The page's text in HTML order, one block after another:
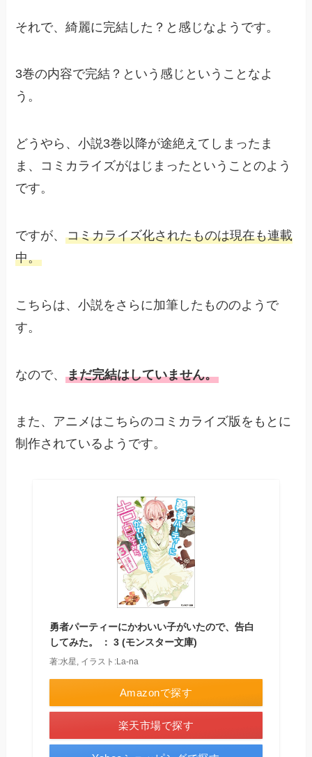
それで、綺麗に完結した？と感じなようです。
3巻の内容で完結？という感じということなよ
う。
どうやら、小説3巻以降が途絶えてしまったま
ま、コミカライズがはじまったということのよう
です。
ですが、コミカライズ化されたものは現在も連載
中。
こちらは、小説をさらに加筆したもののようで
す。
なので、まだ完結はしていません。
また、アニメはこちらのコミカライズ版をもとに
制作されているようです。
勇者パーティーにかわいい子がいたので、告白
してみた。 ： 3 (モンスター文庫)
著:水星, イラスト:La-na
Amazonで探す
楽天市場で探す